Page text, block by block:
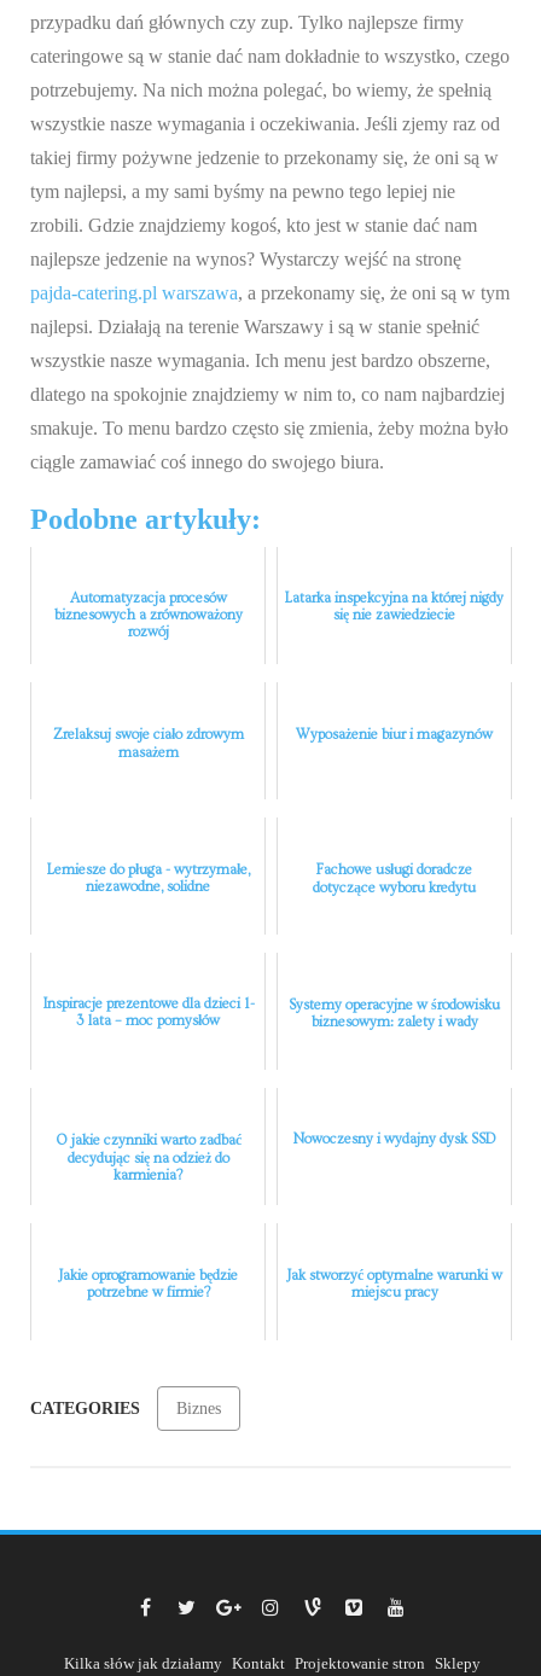
przypadku dań głównych czy zup. Tylko najlepsze firmy
cateringowe są w stanie dać nam dokładnie to wszystko, czego
potrzebujemy. Na nich można polegać, bo wiemy, że spełnią
wszystkie nasze wymagania i oczekiwania. Jeśli zjemy raz od
takiej firmy pożywne jedzenie to przekonamy się, że oni są w
tym najlepsi, a my sami byśmy na pewno tego lepiej nie
zrobili. Gdzie znajdziemy kogoś, kto jest w stanie dać nam
najlepsze jedzenie na wynos? Wystarczy wejść na stronę
pajda-catering.pl warszawa, a przekonamy się, że oni są w tym
najlepsi. Działają na terenie Warszawy i są w stanie spełnić
wszystkie nasze wymagania. Ich menu jest bardzo obszerne,
dlatego na spokojnie znajdziemy w nim to, co nam najbardziej
smakuje. To menu bardzo często się zmienia, żeby można było
ciągle zamawiać coś innego do swojego biura.
Podobne artykuły:
Automatyzacja procesów
biznesowych a zrównoważony
rozwój
Latarka inspekcyjna na której nigdy
się nie zawiedziecie
Zrelaksuj swoje ciało zdrowym
masażem
Wyposażenie biur i magazynów
Lemiesze do pługa - wytrzymałe,
niezawodne, solidne
Fachowe usługi doradcze
dotyczące wyboru kredytu
Inspiracje prezentowe dla dzieci 1-
3 lata – moc pomysłów
Systemy operacyjne w środowisku
biznesowym: zalety i wady
O jakie czynniki warto zadbać
decydując się na odzież do
karmienia?
Nowoczesny i wydajny dysk SSD
Jakie oprogramowanie będzie
potrzebne w firmie?
Jak stworzyć optymalne warunki w
miejscu pracy
CATEGORIES Biznes
Kilka słów jak działamy Kontakt Projektowanie stron Sklepy